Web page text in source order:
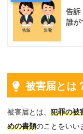
告訴
誰が
被害届とは
被害届とは、 犯罪の被
めの書類のことをいい